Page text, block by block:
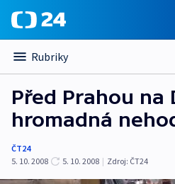
Rubriky
Před Prahou na
hromadná
ČT24
5. 10. 2008
5. 10. 2008 | Zdroj: ČT24